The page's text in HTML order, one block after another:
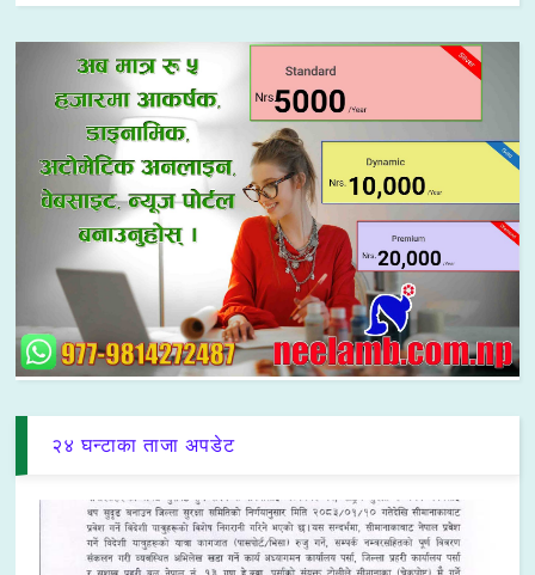
२४ घन्टाका ताजा अपडेट